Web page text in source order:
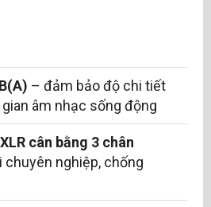
– đảm bảo độ chi tiết
âm nhạc sống động
XLR cân bằng 3 chân
chuyên nghiệp, chống